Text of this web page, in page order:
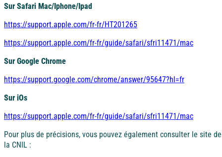
Sur Safari Mac/Iphone/Ipad
https://support.apple.com/fr-fr/HT201265
https://support.apple.com/fr-fr/guide/safari/sfri11471/mac
Sur Google Chrome
https://support.google.com/chrome/answer/95647?hl=fr
Sur iOs
https://support.apple.com/fr-fr/guide/safari/sfri11471/mac
Pour plus de précisions, vous pouvez également consulter le site de
la CNIL :